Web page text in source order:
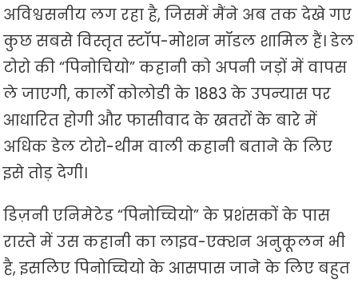
अविश्वसनीय लग रहा है, जिसमें मैंने अब तक देखे गए
कुछ सबसे विस्तृत स्टॉप-मोशन मॉडल शामिल हैं। डेल
टोरो की “पिनोचियो” कहानी को अपनी जड़ों में वापस
ले जाएगी, कार्लो कोलोडी के 1883 के उपन्यास पर
आधारित होगी और फासीवाद के खतरों के बारे में
अधिक डेल टोरो-थीम वाली कहानी बताने के लिए
इसे तोड़ देगी।
डिज़नी एनिमेटेड “पिनोच्चियो” के प्रशंसकों के पास
रास्ते में उस कहानी का लाइव-एक्शन अनुकूलन भी
है, इसलिए पिनोच्चियो के आसपास जाने के लिए बहुत